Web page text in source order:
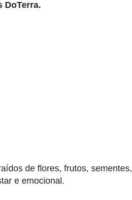
DoTerra.
de flores, frutos, sementes,
e emocional.